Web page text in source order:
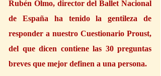
Rubén Olmo, director del Ballet Nacional
de España ha tenido la gentileza de
responder a nuestro Cuestionario Proust,
del que dicen contiene las 30 preguntas
breves que mejor definen a una persona.